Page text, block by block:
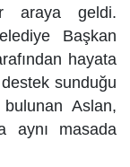
araya geldi.
Başkan
hayata
sunduğu
Aslan,
aynı masada